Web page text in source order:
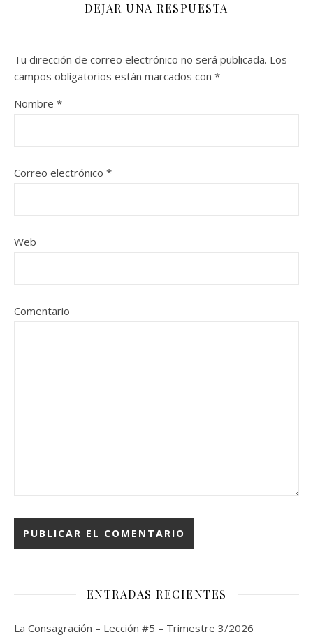
DEJAR UNA RESPUESTA
Tu dirección de correo electrónico no será publicada. Los
campos obligatorios están marcados con *
Nombre *
Correo electrónico *
Web
Comentario
ENTRADAS RECIENTES
La Consagración – Lección #5 – Trimestre 3/2026